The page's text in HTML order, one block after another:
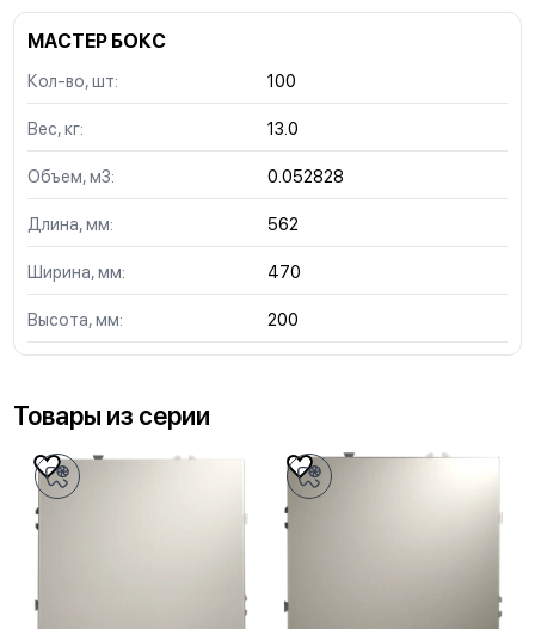
МАСТЕР БОКС
Кол-во, шт: 100
Вес, кг: 13.0
Объем, м3: 0.052828
Длина, мм: 562
Ширина, мм: 470
Высота, мм: 200
Товары из серии